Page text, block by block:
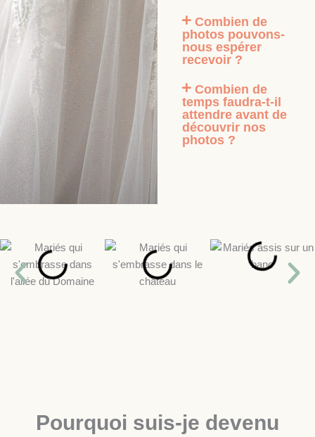
Combien de
photos pouvons-
nous espérer
recevoir ?
Combien de
temps faudra-t-il
attendre avant de
découvrir nos
photos ?
Pourquoi suis-je devenu